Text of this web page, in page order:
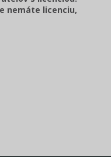
nemáte licenciu,